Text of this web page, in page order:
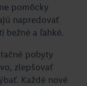
pomôcky
napredovať
bežné a ľahké.
pobyty
zlepšovať
Každé nové